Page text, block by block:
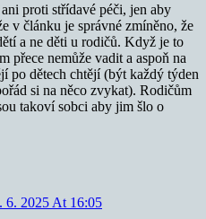
proti střídavé péči, jen aby
v článku je správné zmíněno, že
a ne děti u rodičů. Když je to
přece nemůže vadit a aspoň na
po dětech chtějí (být každý týden
si na něco zvykat). Rodičům
takoví sobci aby jim šlo o
6. 2025 At 16:05